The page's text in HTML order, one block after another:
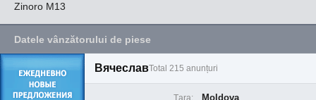
Zinoro M13
Datele vânzătorului de piese
ВячеславTotal 215 anunțuri
Țara: Moldova